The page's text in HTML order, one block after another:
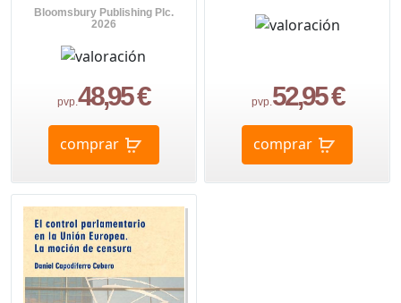
Bloomsbury Publishing Plc.
2026
pvp.48,95 €
comprar
pvp.52,95 €
comprar